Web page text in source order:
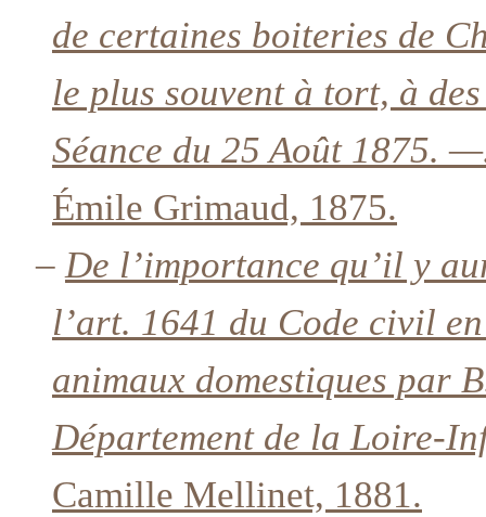
de certaines boiteries de
le plus souvent à tort, à
Séance du 25 Août 1875.
Émile Grimaud, 1875.
– De l’importance qu’il y
l’art. 1641 du Code civil
animaux domestiques par
Département de la Loire-
Camille Mellinet, 1881.